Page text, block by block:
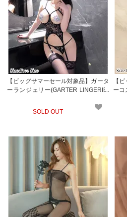
【ビッグサマーセール対象品】ガータ
ーランジェリー(GARTER LINGERIE)
SOLD OUT
【
ーコ